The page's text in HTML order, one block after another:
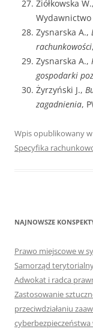
Ziółkowska W.,
Wydawnictwo
Zysnarska A.,
rachunkowości
Zysnarska A.,
gospodarki
Żyrzyński J.,
zagadnienia,
Wpis opublikowany w
Specyfika
NAJNOWSZE
Prawo miejscowe w
Samorząd
Adwokat i radca
Zastosowanie
przeciwdziałaniu